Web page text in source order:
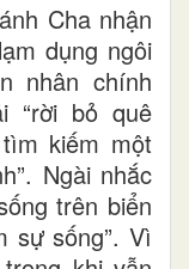
Cha nhận
dụng ngôi
nhân chính
“rời bỏ quê
kiếm một
Ngài nhắc
trên biển
sự sống”. Vì